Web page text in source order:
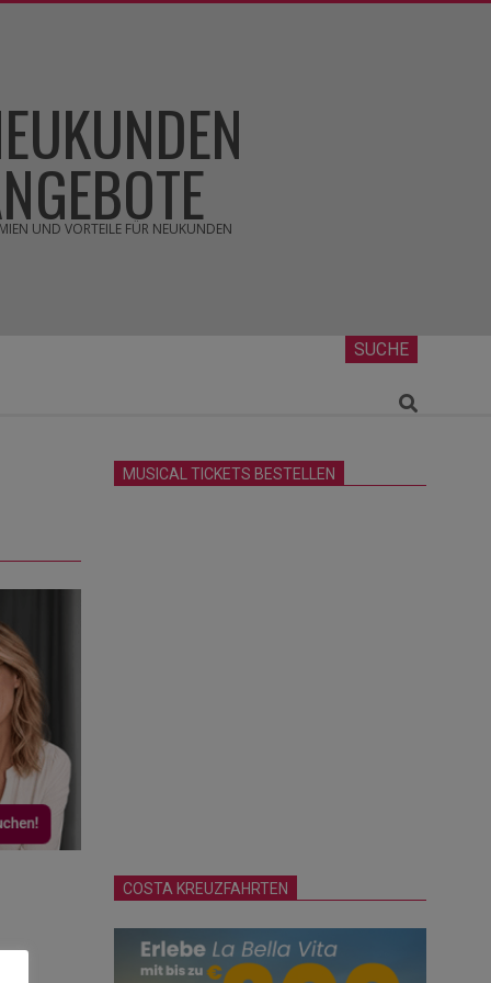
UND VORTEILE FÜR NEUKUNDEN
SUCHE
Search
MUSICAL TICKETS BESTELLEN
COSTA KREUZFAHRTEN